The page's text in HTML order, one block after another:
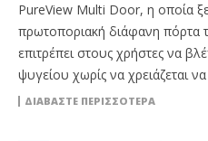
PureView Multi Door, η οποία
πρωτοποριακή διάφανη πόρτα
επιτρέπει στους χρήστες να
ψυγείου χωρίς να χρειάζεται
ΔΙΑΒΆΣΤΕ ΠΕΡΙΣΣΌΤΕΡΑ